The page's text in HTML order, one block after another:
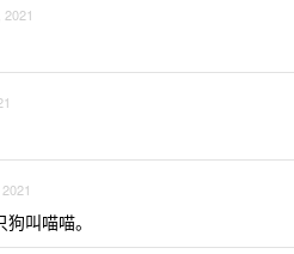
2021
叫喵喵。